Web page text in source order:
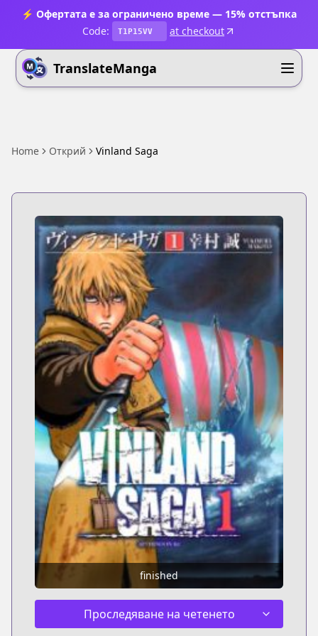
⚡ Офертата е за ограничено време — 15% отстъпка
Code:
T1P15VV at checkout
TranslateManga
Home Открий Vinland Saga
finished
Проследяване на четенето